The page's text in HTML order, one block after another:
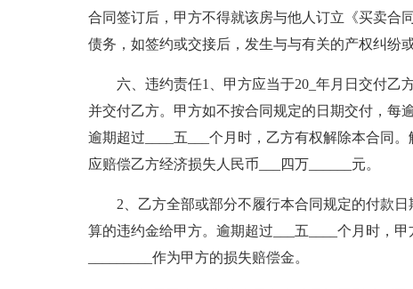
合同签订后，甲方不得就该房与他人订立《买卖合
债务，如签约或交接后，发生与与有关的产权纠纷
六、违约责任1、甲方应当于20_年月日交付乙
并交付乙方。甲方如不按合同规定的日期交付，每
逾期超过____五___个月时，乙方有权解除本合同
应赔偿乙方经济损失人民币___四万______元。
2、乙方全部或部分不履行本合同规定的付款
算的违约金给甲方。逾期超过___五____个月时，
_________作为甲方的损失赔偿金。